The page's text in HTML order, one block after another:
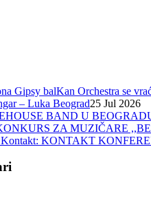
Gipsy balKan Orchestra se
– Luka Beograd25 Jul 2026
BAND U
ZA MUZIČARE
Kontakt: KONTAKT